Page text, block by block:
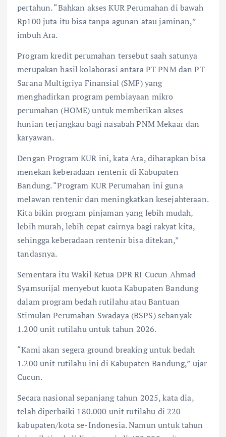
pertahun. “Bahkan akses KUR Perumahan di bawah
Rp100 juta itu bisa tanpa agunan atau jaminan,”
imbuh Ara.
Program kredit perumahan tersebut saah satunya
merupakan hasil kolaborasi antara PT PNM dan PT
Sarana Multigriya Finansial (SMF) yang
menghadirkan program pembiayaan mikro
perumahan (HOME) untuk memberikan akses
hunian terjangkau bagi nasabah PNM Mekaar dan
karyawan.
Dengan Program KUR ini, kata Ara, diharapkan bisa
menekan keberadaan rentenir di Kabupaten
Bandung. “Program KUR Perumahan ini guna
melawan rentenir dan meningkatkan kesejahteraan.
Kita bikin program pinjaman yang lebih mudah,
lebih murah, lebih cepat cairnya bagi rakyat kita,
sehingga keberadaan rentenir bisa ditekan,”
tandasnya.
Sementara itu Wakil Ketua DPR RI Cucun Ahmad
Syamsurijal menyebut kuota Kabupaten Bandung
dalam program bedah rutilahu atau Bantuan
Stimulan Perumahan Swadaya (BSPS) sebanyak
1.200 unit rutilahu untuk tahun 2026.
“Kami akan segera ground breaking untuk bedah
1.200 unit rutilahu ini di Kabupaten Bandung,” ujar
Cucun.
Secara nasional sepanjang tahun 2025, kata dia,
telah diperbaiki 180.000 unit rutilahu di 220
kabupaten/kota se-Indonesia. Namun untuk tahun